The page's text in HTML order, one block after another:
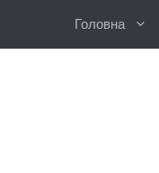
Головна